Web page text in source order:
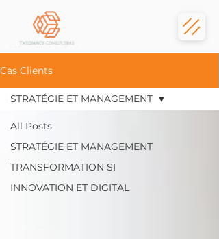
Cas Clients
All Posts
STRATÉGIE ET MANAGEMENT
TRANSFORMATION SI
INNOVATION ET DIGITAL
STRATÉGIE ET MANAGEMENT